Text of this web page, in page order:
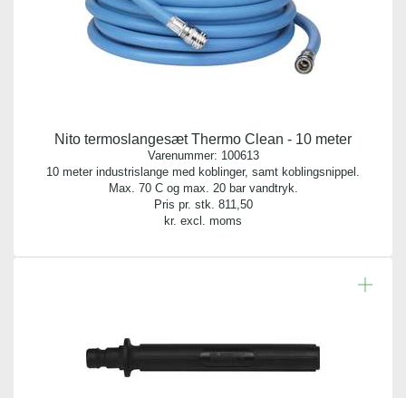
Nito termoslangesæt Thermo Clean - 10 meter
Varenummer: 100613
10 meter industrislange med koblinger, samt koblingsnippel.
Max. 70 C og max. 20 bar vandtryk.
Pris pr. stk. 811,50
kr. excl. moms